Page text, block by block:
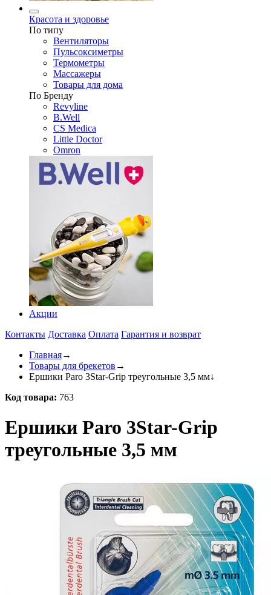
Красота и здоровье
По типу
Вентиляторы
Пульсоксиметры
Термометры
Массажеры
Товары для дома
По Бренду
Revyline
B.Well
CS Medica
Little Doctor
Omron
Акции
Контакты Доставка Оплата Гарантия и возврат
Главная→
Товары для брекетов →
Ершики Paro 3Star-Grip треугольные 3,5 мм↓
Код товара: 763
Ершики Paro 3Star-Grip
треугольные 3,5 мм